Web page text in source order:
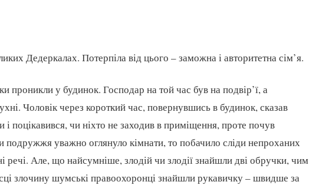
Дедеркалах. Потерпіла від цього – заможна і авторитетна сім’я.
проникли у будинок. Господар на той час був на подвір’ї, а
Чоловік через короткий час, повернувшись в будинок, сказав
поцікавився, чи ніхто не заходив в приміщення, проте почув
подружжя уважно оглянуло кімнати, то побачило сліди непроханих
речі. Але, що найсумніше, злодій чи злодії знайшли дві обручки, чим
злочину шумські правоохоронці знайшли рукавичку – швидше за